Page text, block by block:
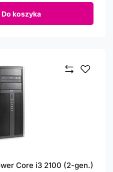
Do koszyka
Core i3 2100 (2-gen.)